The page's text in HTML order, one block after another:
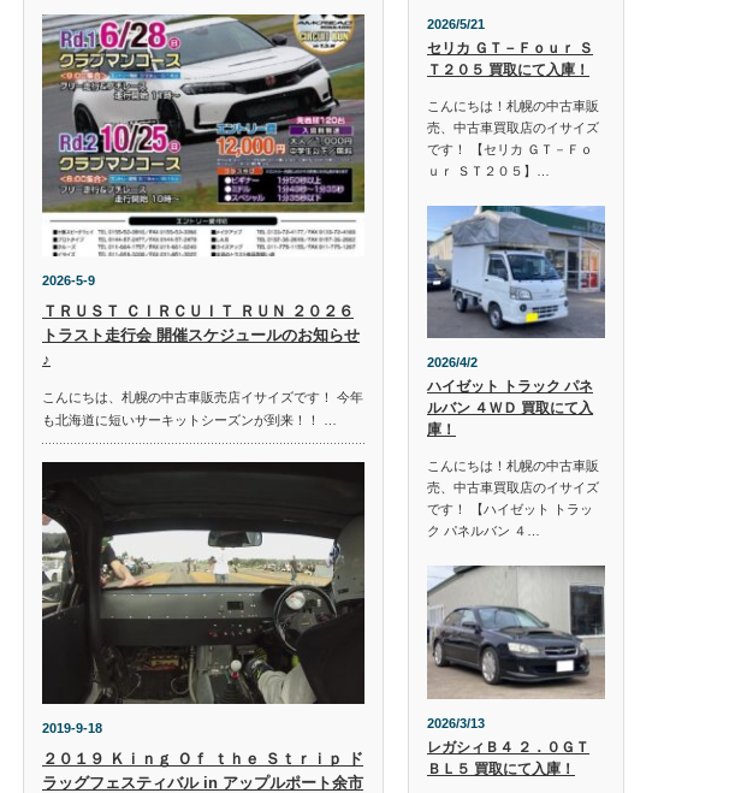
2026-5-9
ＴＲＵＳＴ ＣＩＲＣＵＩＴ ＲＵＮ ２０２６
トラスト走行会 開催スケジュールのお知らせ
♪
こんにちは、札幌の中古車販売店イサイズです！ 今年
も北海道に短いサーキットシーズンが到来！！ …
2019-9-18
２０１９ Ｋｉｎｇ Ｏｆ ｔｈｅ Ｓｔｒｉｐ ド
ラッグフェスティバル in アップルポート余市
2026/5/21
セリカ ＧＴ－Ｆｏｕｒ Ｓ
Ｔ２０５ 買取にて入庫！
こんにちは！札幌の中古車販
売、中古車買取店のイサイズ
です！ 【セリカ ＧＴ－Ｆｏ
ｕｒ ＳＴ２０５】…
2026/4/2
ハイゼット トラック パネ
ルバン ４ＷＤ 買取にて入
庫！
こんにちは！札幌の中古車販
売、中古車買取店のイサイズ
です！ 【ハイゼット トラッ
ク パネルバン ４…
2026/3/13
レガシィＢ４ ２．０ＧＴ
ＢＬ５ 買取にて入庫！